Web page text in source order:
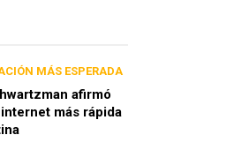
MÁS ESPERADA
afirmó
más rápida